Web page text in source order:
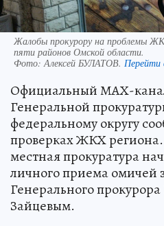
Жалобы прокурору на проблемы
пяти районов Омской области.
Фото:Алексей БУЛАТОВ.
Официальный МАХ-
Генеральной
федеральному округу
проверках ЖКХ
местная прокуратура
личного приема омичей
Генерального
Зайцевым.